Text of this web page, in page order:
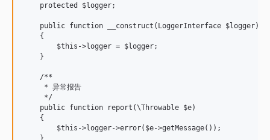
    protected $logger;
    public function __construct(LoggerInterface $logger)
    {
        $this->logger = $logger;
    }
    /**
     * 异常报告
     */
    public function report(\Throwable $e)
    {
        $this->logger->error($e->getMessage());
    }